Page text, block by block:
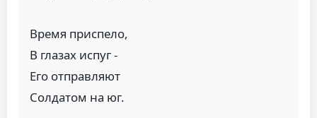
Время приспело,
В глазах испуг -
Его отправляют
Солдатом на юг.